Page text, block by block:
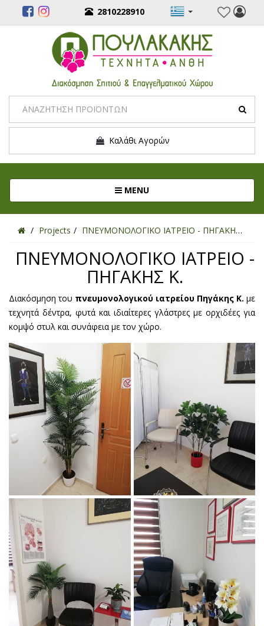
2810228910
Καλάθι Αγορών
MENUToggle navigation
Projects ΠΝΕΥΜΟΝΟΛΟΓΙΚΟ ΙΑΤΡΕΙΟ - ΠΗΓΑΚΗΣ Κ.
ΠΝΕΥΜΟΝΟΛΟΓΙΚΟ ΙΑΤΡΕΙΟ -
ΠΗΓΑΚΗΣ Κ.
Διακόσμηση του πνευμονολογικού ιατρείου Πηγάκης Κ. με
τεχνητά δέντρα, φυτά και ιδιαίτερες γλάστρες με ορχιδέες για
κομψό στυλ και συνάφεια με τον χώρο.